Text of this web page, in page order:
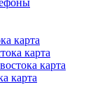
карта
карта
карта
карта